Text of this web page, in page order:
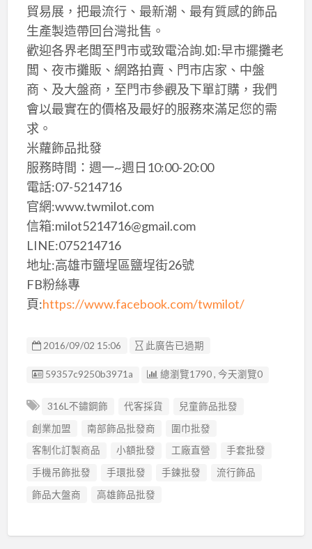
貿易展，把最流行、最新潮、最有質感的飾品
生產製造帶回台灣批售。
歡迎各界老闆至門市或致電洽詢.如:早市擺攤老
闆、夜市攤販、網路拍賣、門市店家、中盤
商、及大盤商，至門市參觀及下單訂購，我們
會以最實在的價格及最好的服務來滿足您的需
求。
米蘿飾品批發
服務時間：週一~週日10:00-20:00
電話:07-5214716
官網:www.twmilot.com
信箱:milot5214716@gmail.com
LINE:075214716
地址:高雄市鹽埕區鹽埕街26號
FB粉絲專
頁:https://www.facebook.com/twmilot/
2016/09/02 15:06 此廣告已過期
廣告编號
59357c9250b3971a 總瀏覽1790 , 今天瀏覽0
316L不鏽鋼飾 代客採貨
兒童飾品批發
創業加盟
南部飾品批發商
圍巾批發
客制化訂製商品
小額批發 工廠直營
手套批發
手機吊飾批發
手環批發 手鍊批發
流行飾品
飾品大盤商
高雄飾品批發